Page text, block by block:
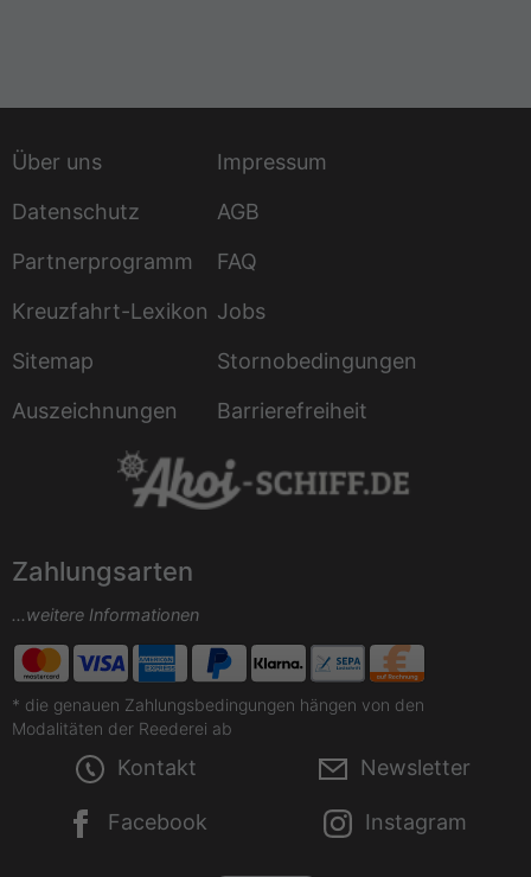
Über uns
Impressum
Datenschutz
AGB
Partnerprogramm
FAQ
Kreuzfahrt-Lexikon Jobs
Sitemap
Stornobedingungen
Auszeichnungen
Barrierefreiheit
Zahlungsarten
...weitere Informationen
* die genauen Zahlungsbedingungen hängen von den
Modalitäten der Reederei ab
Kontakt Newsletter
Facebook Instagram